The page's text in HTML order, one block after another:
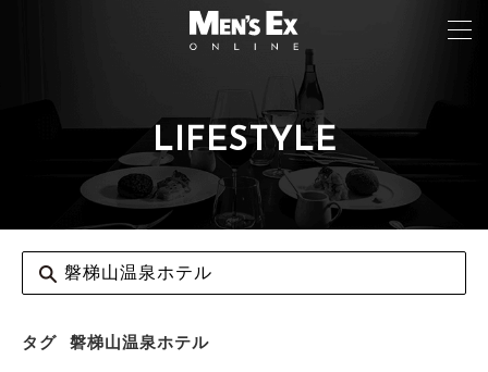
LIFESTYLE
タグ 磐梯山温泉ホテル
FASHION
CAR&BIKE
LIFESTYLE